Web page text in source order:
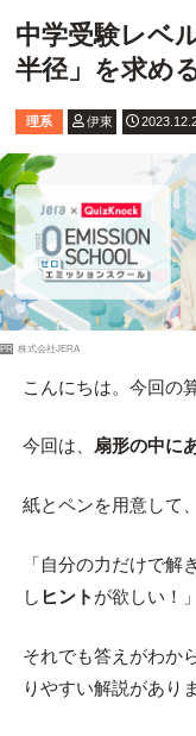
中学受験レベ
半径」を求め
理系 伊東
PR 株式会社JERA
こんにちは。今回の
今回は、 扇形の中に
紙とペンを用意して
「自分の力だけで
し ヒント が欲しい！
それでも答えがわか
りやすい解説があり